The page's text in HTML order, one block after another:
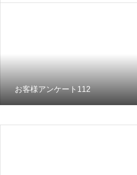
お客様アンケート112